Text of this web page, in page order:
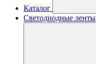
Каталог
Светодиодные ленты